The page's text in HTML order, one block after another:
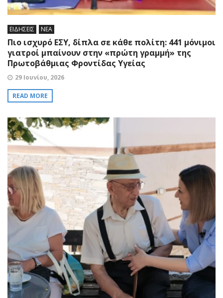
ΕΙΔΗΣΕΙΣ ΝΕΑ
Πιο ισχυρό ΕΣΥ, δίπλα σε κάθε πολίτη: 441 μόνιμοι
γιατροί μπαίνουν στην «πρώτη γραμμή» της
Πρωτοβάθμιας Φροντίδας Υγείας
29 Ιουνίου, 2026
READ MORE